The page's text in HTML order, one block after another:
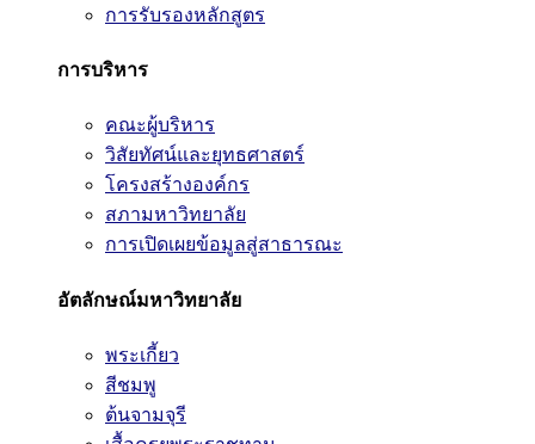
การรับรองหลักสูตร
การบริหาร
คณะผู้บริหาร
วิสัยทัศน์และยุทธศาสตร์
โครงสร้างองค์กร
สภามหาวิทยาลัย
การเปิดเผยข้อมูลสู่สาธารณะ
อัตลักษณ์มหาวิทยาลัย
พระเกี้ยว
สีชมพู
ต้นจามจุรี